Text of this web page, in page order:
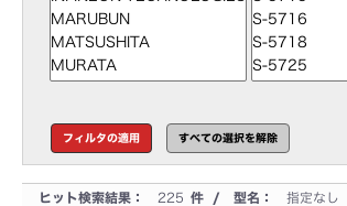
ヒット検索結果： 225 件 / 型名： 指定なし